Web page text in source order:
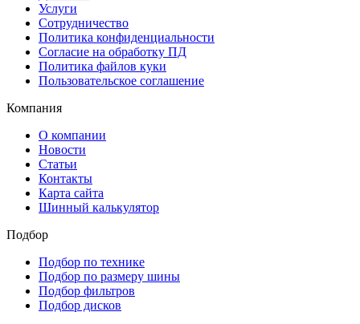
Услуги
Сотрудничество
Политика конфиденциальности
Согласие на обработку ПД
Политика файлов куки
Пользовательское соглашение
Компания
О компании
Новости
Статьи
Контакты
Карта сайта
Шинный калькулятор
Подбор
Подбор по технике
Подбор по размеру шины
Подбор фильтров
Подбор дисков